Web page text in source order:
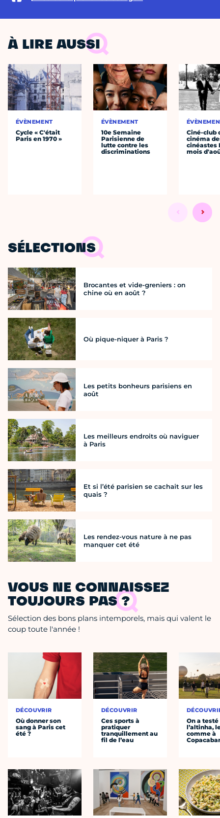
À LIRE AUSSI
ÉVÈNEMENT
Cycle « C'était
Paris en 1970 »
ÉVÈNEMENT
10e Semaine
Parisienne de
lutte contre les
discriminations
Ciné-club
cinéma
cinéastes
mois
SÉLECTIONS
Brocantes et vide-greniers : on
chine où en août ?
Où pique-niquer à Paris ?
Les petits bonheurs parisiens en
août
Les meilleurs endroits où naviguer
à Paris
Et si l’été parisien se cachait sur les
quais ?
Les rendez-vous nature à ne pas
manquer cet été
VOUS NE CONNAISSEZ
TOUJOURS PAS ?
Sélection des bons plans intemporels, mais qui valent le
coup toute l'année !
DÉCOUVRIR
Où donner son
sang à Paris cet
été ?
DÉCOUVRIR
Ces sports à
pratiquer
tranquillement au
fil de l’eau
On a testé
l’altinha,
comme à